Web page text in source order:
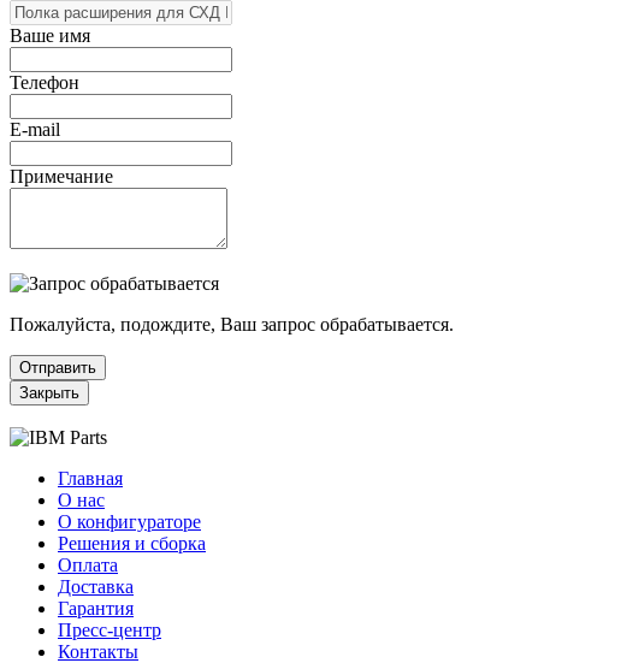
Ваше имя
Телефон
E-mail
Примечание
Пожалуйста, подождите, Ваш запрос обрабатывается.
Отправить
Закрыть
Главная
О нас
О конфигураторе
Решения и сборка
Оплата
Доставка
Гарантия
Пресс-центр
Контакты